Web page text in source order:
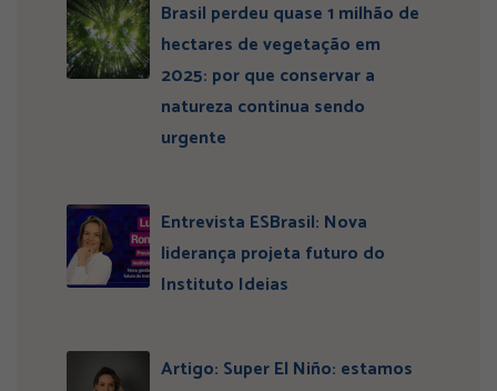
Brasil perdeu quase 1 milhão de
hectares de vegetação em
2025: por que conservar a
natureza continua sendo
urgente
Entrevista ESBrasil: Nova
liderança projeta futuro do
Instituto Ideias
Artigo: Super El Niño: estamos